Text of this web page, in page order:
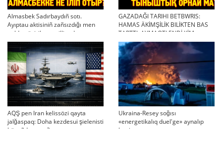
Almasbek Sadırbaydıñ sotı.
Ayıptau aktisiniñ zañsızdığı men
qoldan ösirilgen milliondar
GAZADAĞI TARIHI BETBWRIS:
HAMAS ÄKİMŞİLİK BILİKTEN BAS
TARTTI. AYMAQTI ENDİ KİM
BASQARADI?
AQŞ pen Iran kelissözi qayta
jalğaspaq: Doha kezdesui şielenisti
bäseñdete me?
Ukraina-Resey soğısı
«energetikalıq duel'ge» aynalıp
ketti